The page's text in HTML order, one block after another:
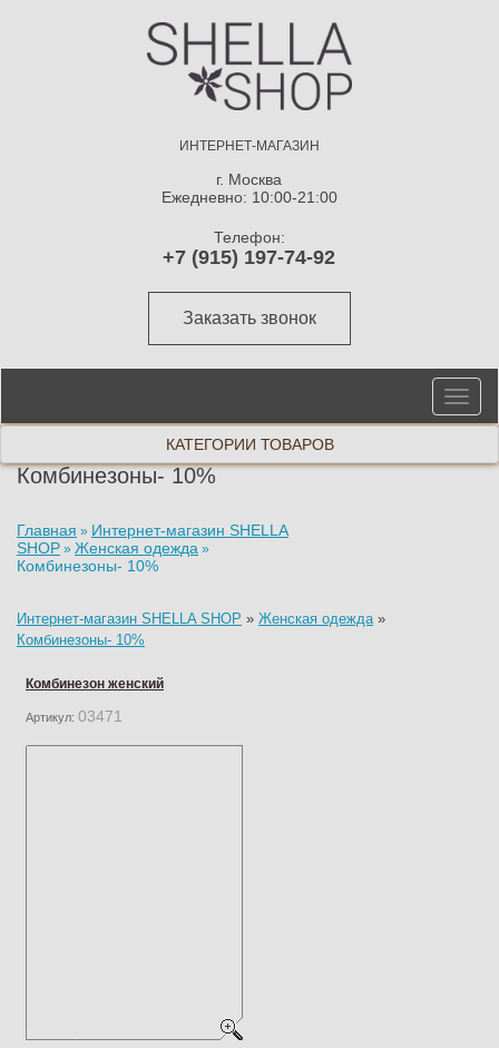
ИНТЕРНЕТ-МАГАЗИН
г. Москва
Ежедневно: 10:00-21:00
Телефон:
+7 (915) 197-74-92
Заказать звонок
КАТЕГОРИИ ТОВАРОВ
Комбинезоны- 10%
Главная » Интернет-магазин SHELLA
SHOP » Женская одежда »
Комбинезоны- 10%
Интернет-магазин SHELLA SHOP » Женская одежда »
Комбинезоны- 10%
Комбинезон женский
Артикул: 03471